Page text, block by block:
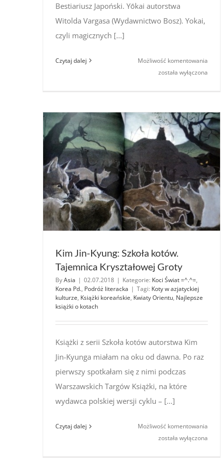
Bestiariusz Japoński. Yōkai autorstwa
Witolda Vargasa (Wydawnictwo Bosz). Yokai,
czyli magicznych [...]
Czytaj dalej Możliwość komentowania
Vargas
została wyłączona
Kim Jin-Kyung: Szkoła kotów.
Tajemnica Kryształowej Groty
ByAsia | 02.07.2018 | Kategorie: Koci Świat =^.^=,
Korea Pd., Podróż literacka | Tagi: Koty w azjatyckiej
kulturze, Książki koreańskie, Kwiaty Orientu, Najlepsze
książki o kotach
Książki z serii Szkoła kotów autorstwa Kim
Jin-Kyunga miałam na oku od dawna. Po raz
pierwszy spotkałam się z nimi podczas
Warszawskich Targów Książki, na które
wydawca polskiej wersji cyklu – [...]
Czytaj dalej Możliwość komentowania
została wyłączona